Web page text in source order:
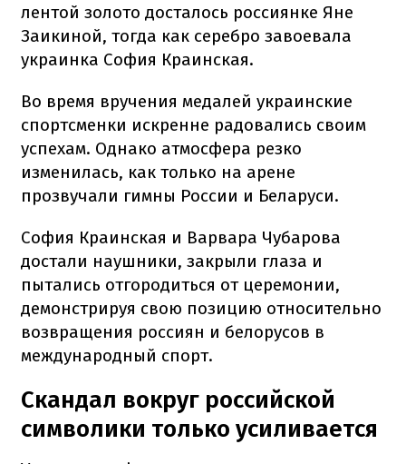
лентой золото досталось россиянке Яне
Заикиной, тогда как серебро завоевала
украинка София Краинская.
Во время вручения медалей украинские
спортсменки искренне радовались своим
успехам. Однако атмосфера резко
изменилась, как только на арене
прозвучали гимны России и Беларуси.
София Краинская и Варвара Чубарова
достали наушники, закрыли глаза и
пытались отгородиться от церемонии,
демонстрируя свою позицию относительно
возвращения россиян и белорусов в
международный спорт.
Скандал вокруг российской
символики только усиливается